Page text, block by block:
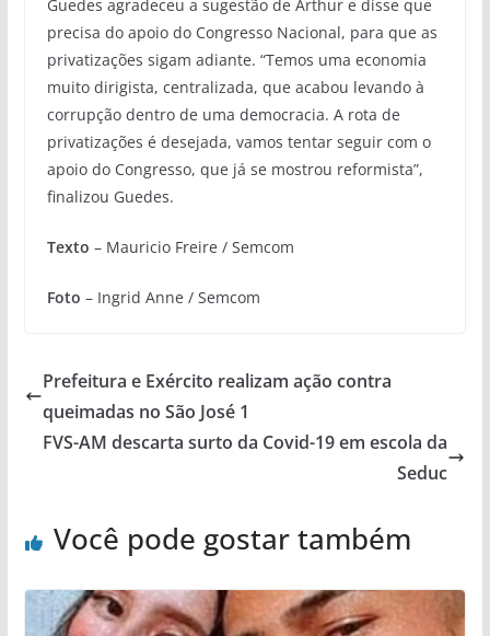
Guedes agradeceu a sugestão de Arthur e disse que
precisa do apoio do Congresso Nacional, para que as
privatizações sigam adiante. “Temos uma economia
muito dirigista, centralizada, que acabou levando à
corrupção dentro de uma democracia. A rota de
privatizações é desejada, vamos tentar seguir com o
apoio do Congresso, que já se mostrou reformista”,
finalizou Guedes.
Texto – Mauricio Freire / Semcom
Foto – Ingrid Anne / Semcom
Prefeitura e Exército realizam ação contra
queimadas no São José 1
FVS-AM descarta surto da Covid-19 em escola da
Seduc
Você pode gostar também